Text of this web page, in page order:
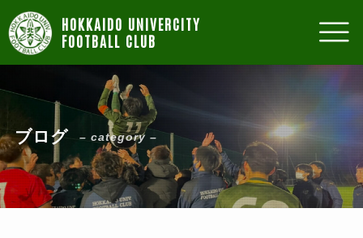
ブログ – category –